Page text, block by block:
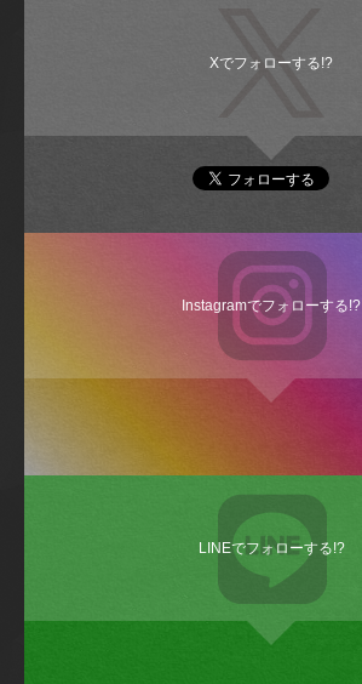
Xでフォローする!?
Instagramでフォローする!?
LINEでフォローする!?